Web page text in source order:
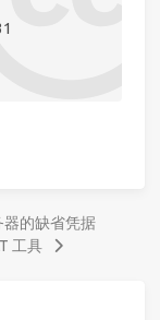
的缺省凭据
工具